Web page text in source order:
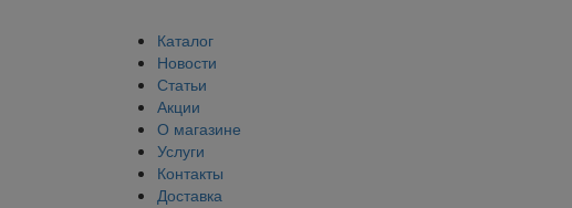
Каталог
Новости
Статьи
Акции
О магазине
Услуги
Контакты
Доставка